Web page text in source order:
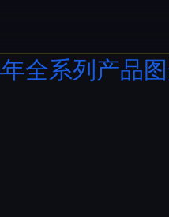
全系列产品